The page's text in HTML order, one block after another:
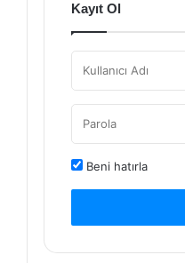
Kayıt Ol
Beni hatırla